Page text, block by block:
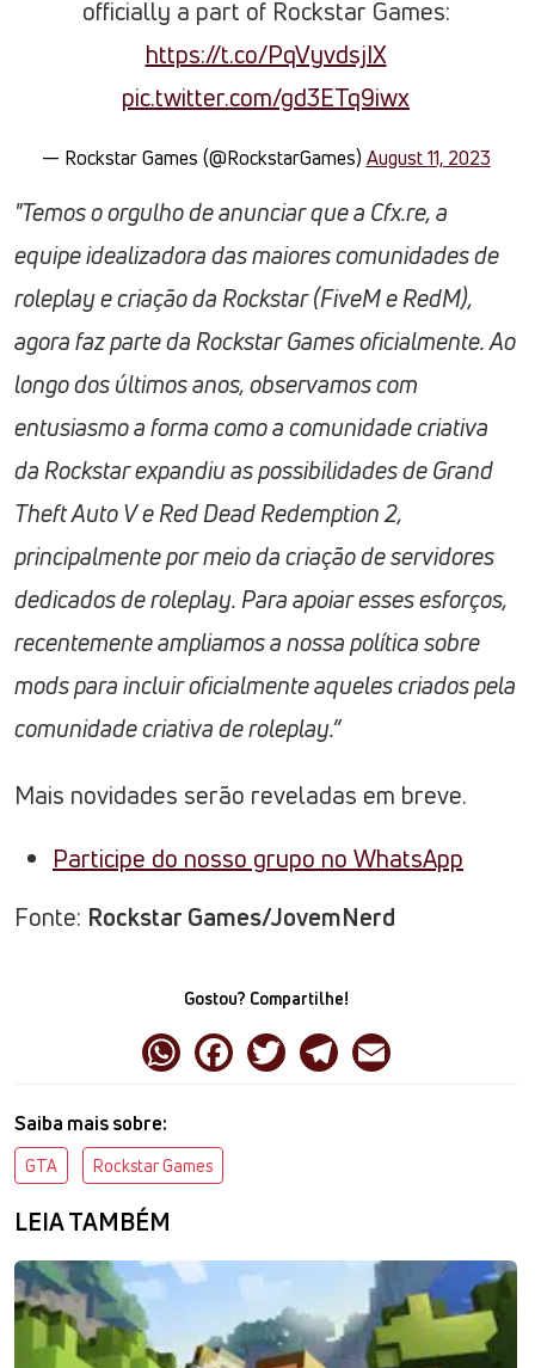
officially a part of Rockstar Games:
https://t.co/PqVyvdsjIX
pic.twitter.com/gd3ETq9iwx
— Rockstar Games (@RockstarGames) August 11, 2023
"Temos o orgulho de anunciar que a Cfx.re, a
equipe idealizadora das maiores comunidades de
roleplay e criação da Rockstar (FiveM e RedM),
agora faz parte da Rockstar Games oficialmente. Ao
longo dos últimos anos, observamos com
entusiasmo a forma como a comunidade criativa
da Rockstar expandiu as possibilidades de Grand
Theft Auto V e Red Dead Redemption 2,
principalmente por meio da criação de servidores
dedicados de roleplay. Para apoiar esses esforços,
recentemente ampliamos a nossa política sobre
mods para incluir oficialmente aqueles criados pela
comunidade criativa de roleplay.”
Mais novidades serão reveladas em breve.
Participe do nosso grupo no WhatsApp
Fonte: Rockstar Games/JovemNerd
Gostou? Compartilhe!
Saiba mais sobre:
GTA Rockstar Games
LEIA TAMBÉM